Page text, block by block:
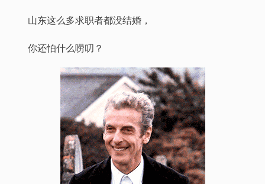
山东这么多求职者都没结婚，
你还怕什么唠叨？